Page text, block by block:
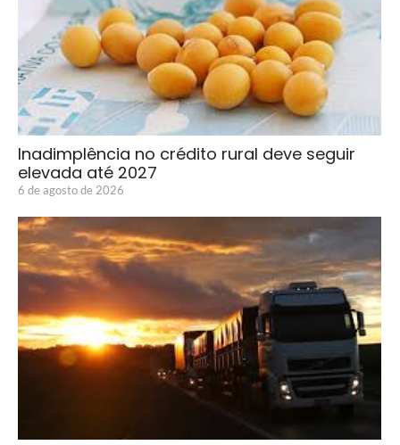
Inadimplência no crédito rural deve seguir
elevada até 2027
6 de agosto de 2026